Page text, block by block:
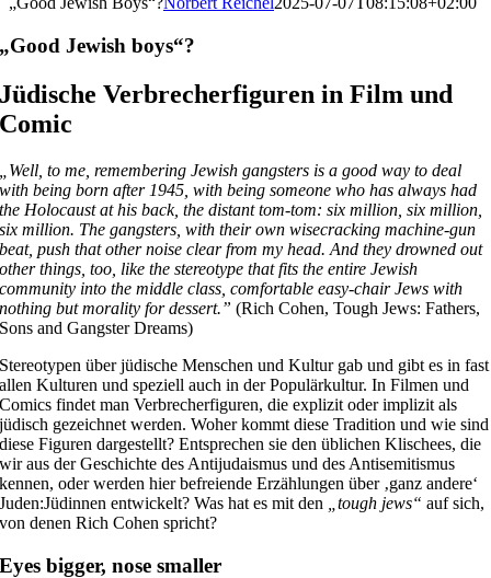
„Good Jewish boys“?
Jüdische Verbrecherfiguren in Film und
Comic
Well, to me, remembering Jewish gangsters is a good way to deal
with being born after 1945, with being someone who has always had
the Holocaust at his back, the distant tom-tom: six million, six million,
six million. The gangsters, with their own wisecracking machine-gun
beat, push that other noise clear from my head. And they drowned out
other things, too, like the stereotype that fits the entire Jewish
community into the middle class, comfortable easy-chair Jews with
nothing but morality for dessert.”(Rich Cohen, Tough Jews: Fathers,
Sons and Gangster Dreams)
Stereotypen über jüdische Menschen und Kultur gab und gibt es in fast
allen Kulturen und speziell auch in der Populärkultur. In Filmen und
Comics findet man Verbrecherfiguren, die explizit oder implizit als
jüdisch gezeichnet werden. Woher kommt diese Tradition und wie sind
diese Figuren dargestellt? Entsprechen sie den üblichen Klischees, die
wir aus der Geschichte des Antijudaismus und des Antisemitismus
kennen, oder werden hier befreiende Erzählungen über ‚ganz andere‘
Juden:Jüdinnen entwickelt? Was hat es mit den
„tough jews“ auf sich,
von denen Rich Cohen spricht?
Eyes bigger, nose smaller